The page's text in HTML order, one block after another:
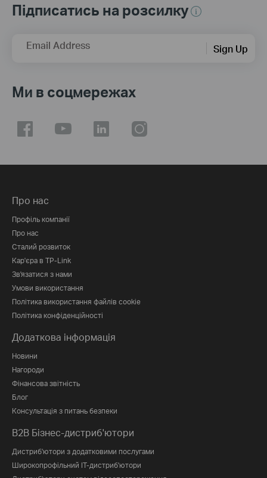
Підписатись на розсилку
Email Address Sign Up
Ми в соцмережах
Про нас
Профіль компанії
Про нас
Сталий розвиток
Кар'єра в TP-Link
Зв'язатися з нами
Умови використання
Політика використання файлів cookie
Політика конфіденційності
Додаткова інформація
Новини
Нагороди
Фінансова звітність
Блог
Консультація з питань безпеки
B2B Бізнес-дистриб'ютори
Дистриб'ютори з додатковими послугами
Широкопрофільний IT-дистриб'ютори